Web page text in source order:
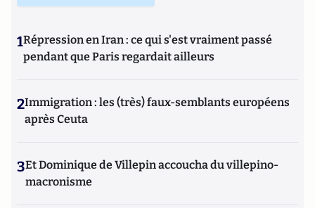
1Répression en Iran : ce qui s'est vraiment passé
pendant que Paris regardait ailleurs
2Immigration : les (très) faux-semblants européens
après Ceuta
3Et Dominique de Villepin accoucha du villepino-
macronisme